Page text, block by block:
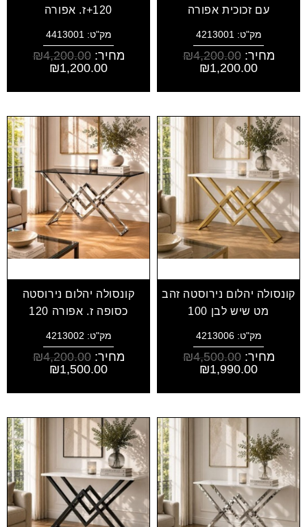
עם זכוכית אפורה
מק"ט: 4213001
מחיר: ₪4,200.00
₪1,200.00
120+ז. אפורה
מק"ט: 4413001
מחיר: ₪4,200.00
₪1,200.00
קונסולה יהלום נירוסטה זהב
מט שיש לבן 100
מק"ט: 4213006
מחיר: ₪4,500.00
₪1,990.00
קונסולה יהלום נירוסטה
כסופה ז. אפורה 120
מק"ט: 4213002
מחיר: ₪4,200.00
₪1,500.00